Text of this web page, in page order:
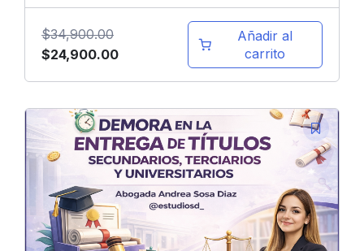
$34,900.00
El
$34,900.00.
$24,900.00El
es:
$24,900.00.
Añadir al
carrito